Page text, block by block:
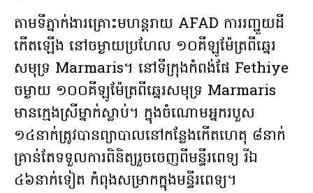
តាមទីភ្នាក់ងារគ្រោះមហន្តរាយ AFAD ការរញ្ជួយដី
កើតឡើង នៅចម្ងាយប្រហែល ១០គីឡូម៉ែត្រពីឆ្នេរ
សមុទ្រ Marmaris។ នៅទីក្រុងកំពង់ផែ Fethiye
ចម្ងាយ ១០០គីឡូម៉ែត្រពីឆ្នេរសមុទ្រ Marmaris
មានក្មេងស្រីម្នាក់ស្លាប់។ ក្នុងចំណោមអ្នករបួស
១៤នាក់ត្រូវបានព្យាបាលនៅកន្លែងកើតហេតុ ៨នាក់
គ្រាន់តែទទួលការពិនិត្យរួចចេញពីមន្ទីរពេទ្យ រីឯ
៤៦នាក់ទៀត កំពុងសម្រាកក្នុងមន្ទីរពេទ្យ។